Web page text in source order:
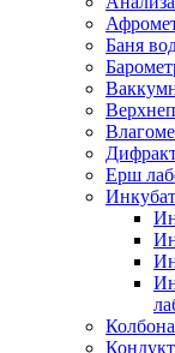
Баня
Ерш